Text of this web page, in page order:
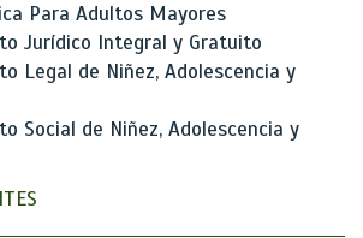
Para Adultos Mayores
Jurídico Integral y Gratuito
Legal de Niñez, Adolescencia y
Social de Niñez, Adolescencia y